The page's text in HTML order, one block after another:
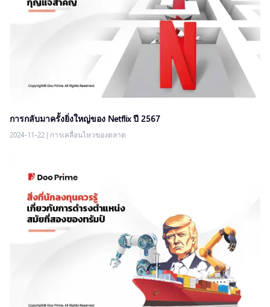
การกลับมาครั้งยิ่งใหญ่ของ Netflix ปี 2567
2024-11-22 | การเคลื่อนไหวของตลาด